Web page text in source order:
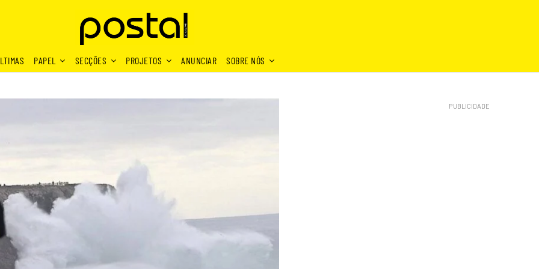
PAPEL SECÇÕES PROJETOS ANUNCIAR SOBRE NÓS